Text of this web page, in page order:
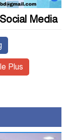
Media
Plus